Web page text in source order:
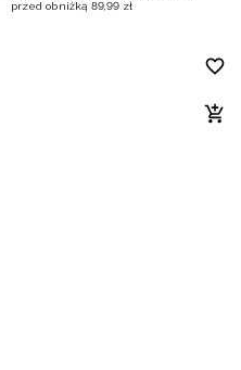
przed obniżką 89,99 zł